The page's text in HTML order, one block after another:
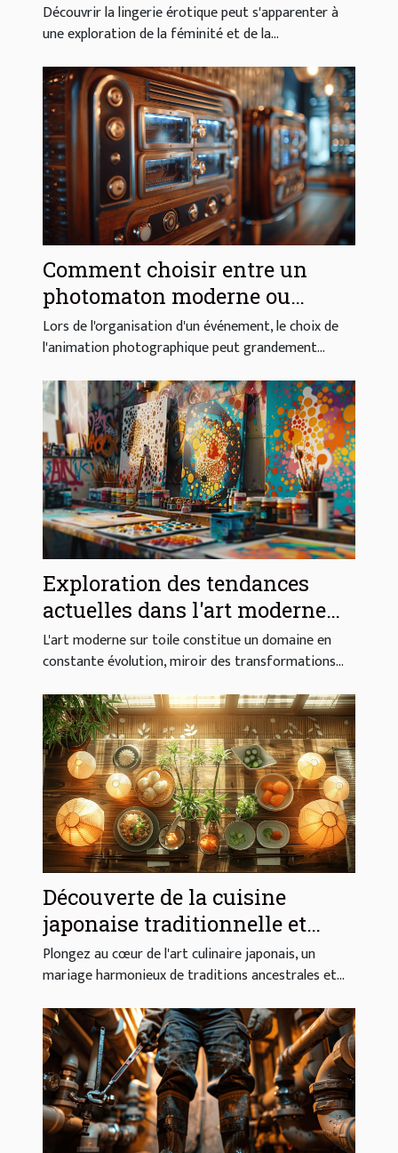
Découvrir la lingerie érotique peut s'apparenter à
une exploration de la féminité et de la...
Comment choisir entre un
photomaton moderne ou
vintage pour votre événement
Lors de l'organisation d'un événement, le choix de
l'animation photographique peut grandement...
Exploration des tendances
actuelles dans l'art moderne
sur toile
L'art moderne sur toile constitue un domaine en
constante évolution, miroir des transformations...
Découverte de la cuisine
japonaise traditionnelle et
moderne
Plongez au cœur de l'art culinaire japonais, un
mariage harmonieux de traditions ancestrales et...